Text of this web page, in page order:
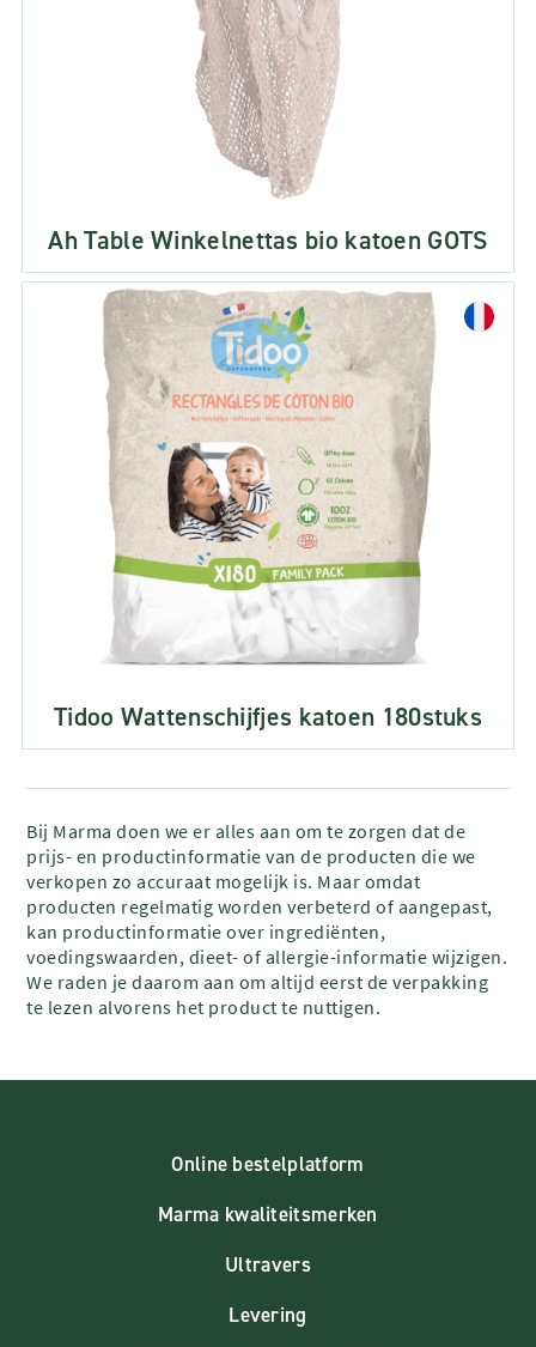
Ah Table Winkelnettas bio katoen GOTS
Tidoo Wattenschijfjes katoen 180stuks
Bij Marma doen we er alles aan om te zorgen dat de
prijs- en productinformatie van de producten die we
verkopen zo accuraat mogelijk is. Maar omdat
producten regelmatig worden verbeterd of aangepast,
kan productinformatie over ingrediënten,
voedingswaarden, dieet- of allergie-informatie wijzigen.
We raden je daarom aan om altijd eerst de verpakking
te lezen alvorens het product te nuttigen.
Online bestelplatform
Marma kwaliteitsmerken
Ultravers
Levering